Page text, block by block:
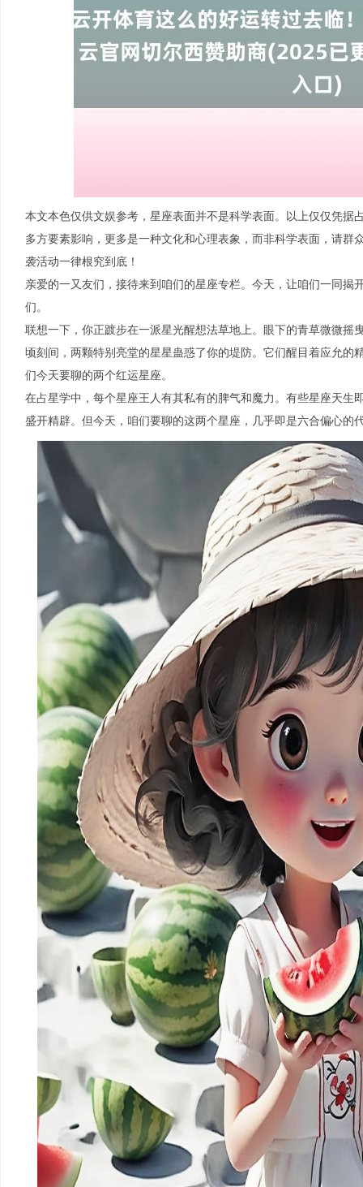
本文本色仅供文娱参考，星座表面并不是科学表面。以上仅仅凭据
多方要素影响，更多是一种文化和心理表象，而非科学表面，请群
袭活动一律根究到底！
亲爱的一又友们，接待来到咱们的星座专栏。今天，让咱们一同揭
们。
联想一下，你正踱步在一派星光醒想法草地上。眼下的青草微微摇
顷刻间，两颗特别亮堂的星星蛊惑了你的堤防。它们醒目着应允的
们今天要聊的两个红运星座。
在占星学中，每个星座王人有其私有的脾气和魔力。有些星座天生
盛开精辟。但今天，咱们要聊的这两个星座，几乎即是六合偏心的